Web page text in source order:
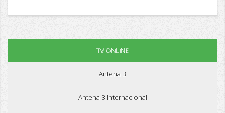
TV ONLINE
Antena 3
Antena 3 Internacional